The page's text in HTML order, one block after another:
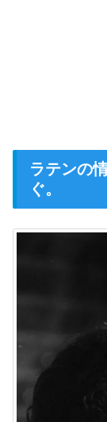
ラテンの
ぐ。